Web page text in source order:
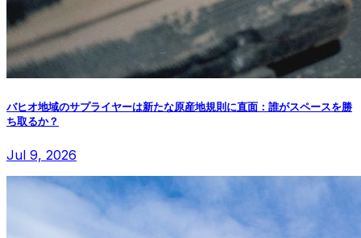
バヒオ地域のサプライヤーは新たな原産地規則に直面：誰がスペースを勝
ち取るか？
Jul 9, 2026